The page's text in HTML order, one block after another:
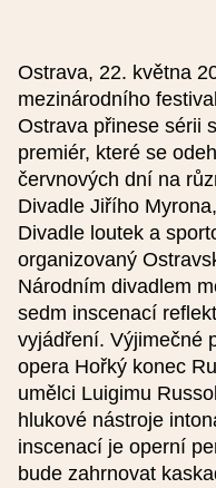
Ostrava, 22. května
mezinárodního
Ostrava přinese sérii
premiér, které se
červnových dní na
Divadle Jiřího
Divadle loutek a
organizovaný
Národním divadlem
sedm inscenací
vyjádření. Výjimečné
opera Hořký konec
umělci Luigimu
hlukové nástroje
inscenací je operní
bude zahrnovat
Datum do
Čas do
Přidat reprízu